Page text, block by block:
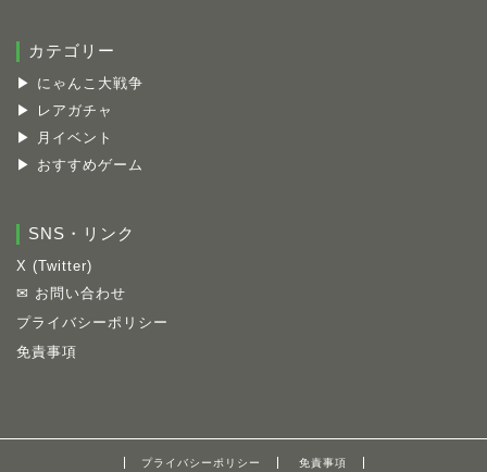
カテゴリー
▶ にゃんこ大戦争
▶ レアガチャ
▶ 月イベント
▶ おすすめゲーム
SNS・リンク
X (Twitter)
✉ お問い合わせ
プライバシーポリシー
免責事項
プライバシーポリシー 免責事項